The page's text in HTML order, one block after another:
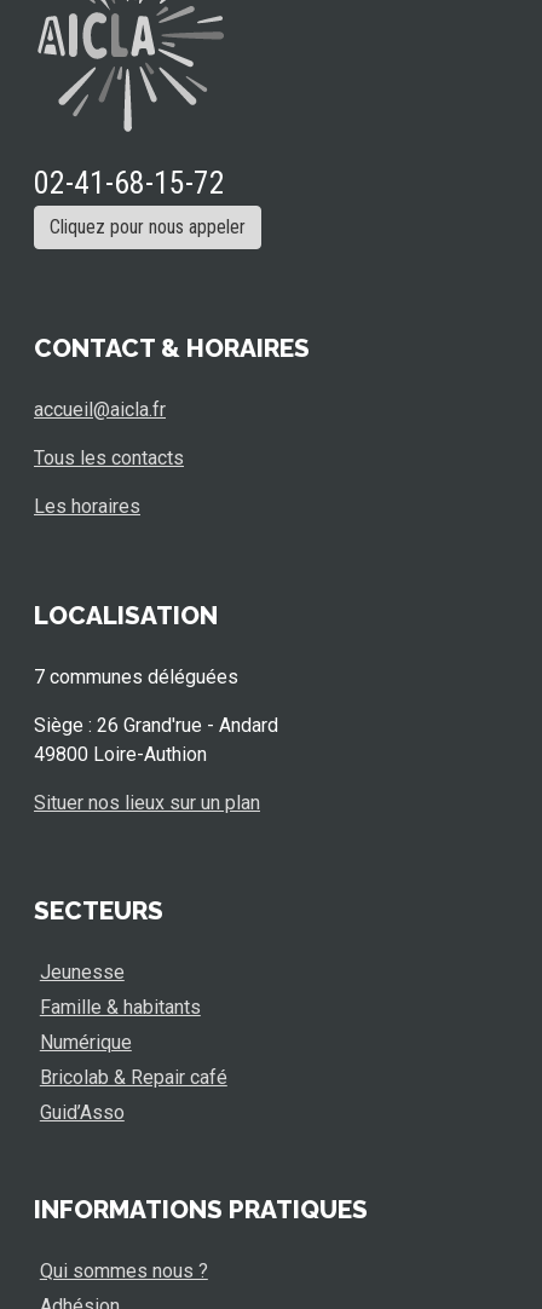
02-41-68-15-72
Cliquez pour nous appeler
CONTACT & HORAIRES
accueil@aicla.fr
Tous les contacts
Les horaires
LOCALISATION
7 communes déléguées
Siège : 26 Grand'rue - Andard
49800 Loire-Authion
Situer nos lieux sur un plan
SECTEURS
Jeunesse
Famille & habitants
Numérique
Bricolab & Repair café
Guid’Asso
INFORMATIONS PRATIQUES
Qui sommes nous ?